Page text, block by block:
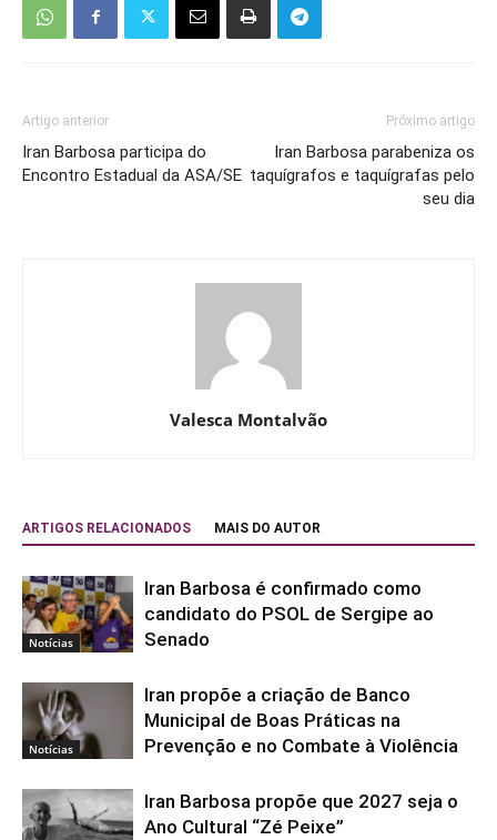
Artigo anterior
Iran Barbosa participa do
Encontro Estadual da ASA/SE
Próximo artigo
Iran Barbosa parabeniza os
taquígrafos e taquígrafas pelo
seu dia
Valesca Montalvão
ARTIGOS RELACIONADOS MAIS DO AUTOR
Notícias
Iran Barbosa é confirmado como
candidato do PSOL de Sergipe ao
Senado
Notícias
Iran propõe a criação de Banco
Municipal de Boas Práticas na
Prevenção e no Combate à Violência
Iran Barbosa propõe que 2027 seja o
Ano Cultural “Zé Peixe”